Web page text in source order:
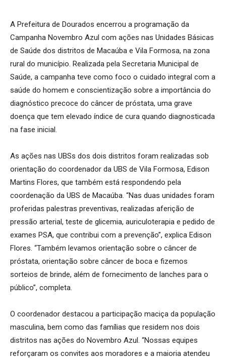
A Prefeitura de Dourados encerrou a programação da
Campanha Novembro Azul com ações nas Unidades Básicas
de Saúde dos distritos de Macaúba e Vila Formosa, na zona
rural do município. Realizada pela Secretaria Municipal de
Saúde, a campanha teve como foco o cuidado integral com a
saúde do homem e conscientização sobre a importância do
diagnóstico precoce do câncer de próstata, uma grave
doença que tem elevado índice de cura quando diagnosticada
na fase inicial.
As ações nas UBSs dos dois distritos foram realizadas sob
orientação do coordenador da UBS de Vila Formosa, Edison
Martins Flores, que também está respondendo pela
coordenação da UBS de Macaúba. “Nas duas unidades foram
proferidas palestras preventivas, realizadas aferição de
pressão arterial, teste de glicemia, auriculoterapia e pedido de
exames PSA, que contribui com a prevenção”, explica Edison
Flores. “Também levamos orientação sobre o câncer de
próstata, orientação sobre câncer de boca e fizemos
sorteios de brinde, além de fornecimento de lanches para o
público”, completa.
O coordenador destacou a participação maciça da população
masculina, bem como das famílias que residem nos dois
distritos nas ações do Novembro Azul. “Nossas equipes
reforçaram os convites aos moradores e a maioria atendeu